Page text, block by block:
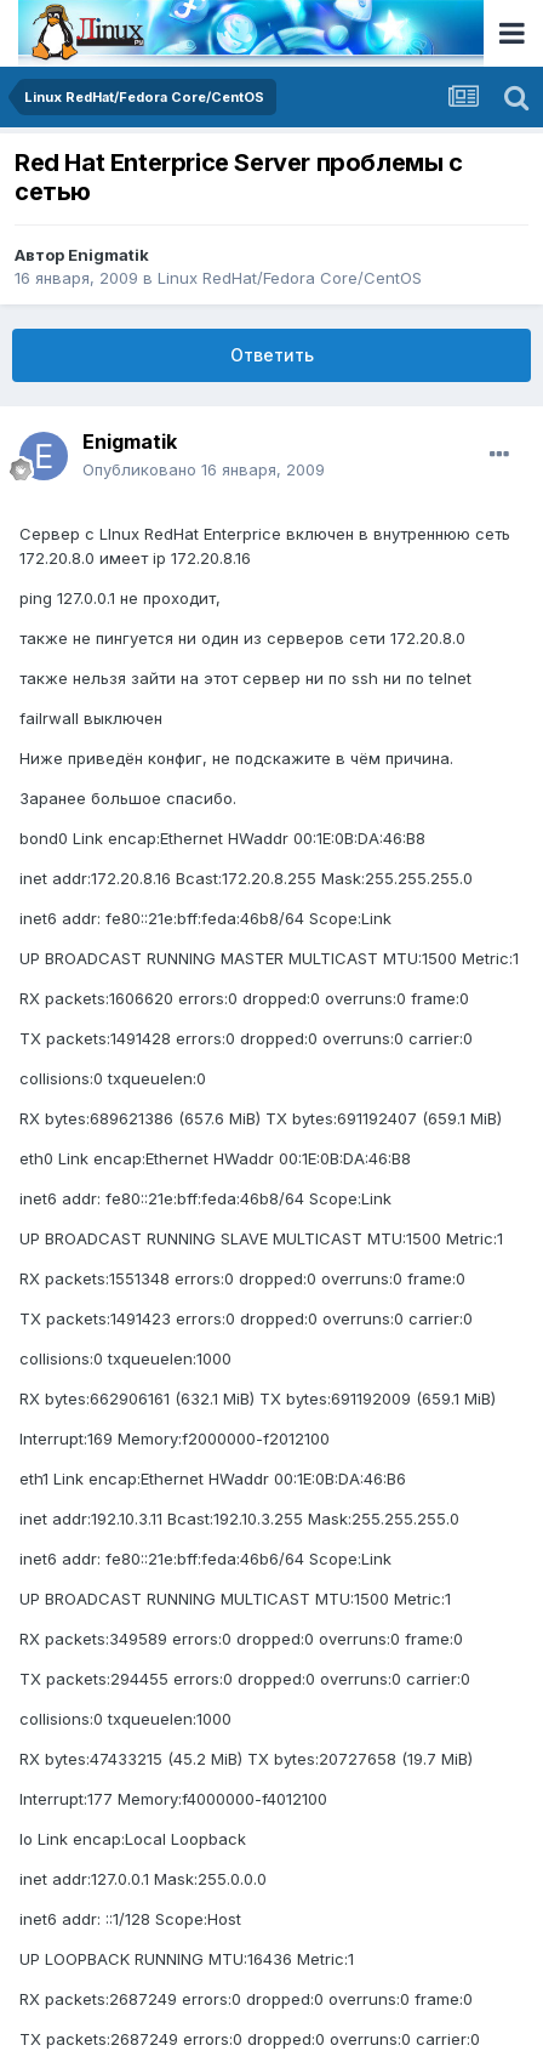
Linux RedHat/Fedora Core/CentOS
Red Hat Enterprice Server проблемы с
сетью
Автор Enigmatik
16 января, 2009 в Linux RedHat/Fedora Core/CentOS
Ответить
Enigmatik
Опубликовано 16 января, 2009
Сервер c LInux RedHat Enterprice включен в внутреннюю сеть
172.20.8.0 имеет ip 172.20.8.16
ping 127.0.0.1 не проходит,
также не пингуется ни один из серверов сети 172.20.8.0
также нельзя зайти на этот сервер ни по ssh ни по telnet
failrwall выключен
Ниже приведён конфиг, не подскажите в чём причина.
Заранее большое спасибо.
bond0 Link encap:Ethernet HWaddr 00:1E:0B:DA:46:B8
inet addr:172.20.8.16 Bcast:172.20.8.255 Mask:255.255.255.0
inet6 addr: fe80::21e:bff:feda:46b8/64 Scope:Link
UP BROADCAST RUNNING MASTER MULTICAST MTU:1500 Metric:1
RX packets:1606620 errors:0 dropped:0 overruns:0 frame:0
TX packets:1491428 errors:0 dropped:0 overruns:0 carrier:0
collisions:0 txqueuelen:0
RX bytes:689621386 (657.6 MiB) TX bytes:691192407 (659.1 MiB)
eth0 Link encap:Ethernet HWaddr 00:1E:0B:DA:46:B8
inet6 addr: fe80::21e:bff:feda:46b8/64 Scope:Link
UP BROADCAST RUNNING SLAVE MULTICAST MTU:1500 Metric:1
RX packets:1551348 errors:0 dropped:0 overruns:0 frame:0
TX packets:1491423 errors:0 dropped:0 overruns:0 carrier:0
collisions:0 txqueuelen:1000
RX bytes:662906161 (632.1 MiB) TX bytes:691192009 (659.1 MiB)
Interrupt:169 Memory:f2000000-f2012100
eth1 Link encap:Ethernet HWaddr 00:1E:0B:DA:46:B6
inet addr:192.10.3.11 Bcast:192.10.3.255 Mask:255.255.255.0
inet6 addr: fe80::21e:bff:feda:46b6/64 Scope:Link
UP BROADCAST RUNNING MULTICAST MTU:1500 Metric:1
RX packets:349589 errors:0 dropped:0 overruns:0 frame:0
TX packets:294455 errors:0 dropped:0 overruns:0 carrier:0
collisions:0 txqueuelen:1000
RX bytes:47433215 (45.2 MiB) TX bytes:20727658 (19.7 MiB)
Interrupt:177 Memory:f4000000-f4012100
lo Link encap:Local Loopback
inet addr:127.0.0.1 Mask:255.0.0.0
inet6 addr: ::1/128 Scope:Host
UP LOOPBACK RUNNING MTU:16436 Metric:1
RX packets:2687249 errors:0 dropped:0 overruns:0 frame:0
TX packets:2687249 errors:0 dropped:0 overruns:0 carrier:0